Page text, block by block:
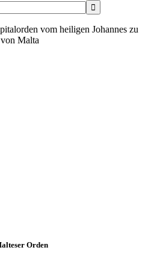
vom heiligen Johannes zu
Malta
Orden